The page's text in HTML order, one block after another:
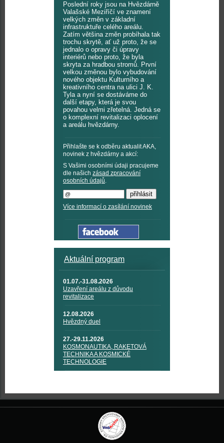
Poslední roky jsou na Hvězdárně
Valašské Meziříčí ve znamení
velkých změn v základní
infrastruktuře celého areálu.
Zatím většina změn probíhala tak
trochu skrytě, ať už proto, že se
jednalo o opravy či úpravy
interiérů nebo proto, že byla
skryta za hradbou stromů. První
velkou změnou bylo vybudování
nového objektu Kulturního a
kreativního centra na ulici J. K.
Tyla a nyní se dostáváme do
další etapy, která je svou
povahou velmi zřetelná. Jedná se
o komplexní revitalizaci oplocení
a areálu hvězdárny.
Přihlašte se k odběru aktualit AKA,
novinek z hvězdárny a akcí:
S Vašimi osobními údaji pracujeme
dle našich zásad zpracování
osobních údajů.
Více informací o zasílání novinek
Aktuální program
01.07.-31.08.2026
Uzavření areálu z důvodu
revitalizace
12.08.2026
Hvězdný duel
27.-29.11.2026
KOSMONAUTIKA, RAKETOVÁ
TECHNIKA A KOSMICKÉ
TECHNOLOGIE